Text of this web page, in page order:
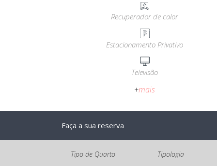
Recuperador de calor
Estacionamento Privativo
Televisão
+mais
Faça a sua reserva
Tipo de Quarto Tipologia